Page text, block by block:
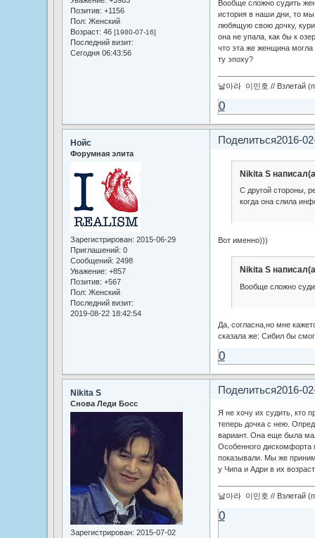
Позитив: +1156
Пол: Женский
Возраст: 46 [1980-07-16]
Последний визит:
Сегодня 06:43:56
Вообще сложно судить
история в наши дни, то
любящую свою дочку,
она не упала, как бы к
что эта же женщина могла
ту эпоху?
날아라 이민호 // Взлетай
0
Поделиться2016-
Нойс
Форумная элита
Зарегистрирован: 2015-06-29
Приглашений: 0
Сообщений: 2498
Уважение: +857
Позитив: +567
Пол: Женский
Последний визит:
2019-08-22 18:42:54
Nikita S
С другой стороны,
когда она слила
Вот именно)))
Nikita S
Вообще сложно
Да, согласна,но мне
сказала же: Сибил бы
0
Поделиться2016-
Nikita S
Снова Леди Босс
Зарегистрирован: 2015-07-02
Я не хочу их судить, кто
теперь дочка с нею.
вариант. Она еще была
Особенного дискомфорта
показывали. Мы же
у Чипа и Адри в их
날아라 이민호 // Взлетай
0